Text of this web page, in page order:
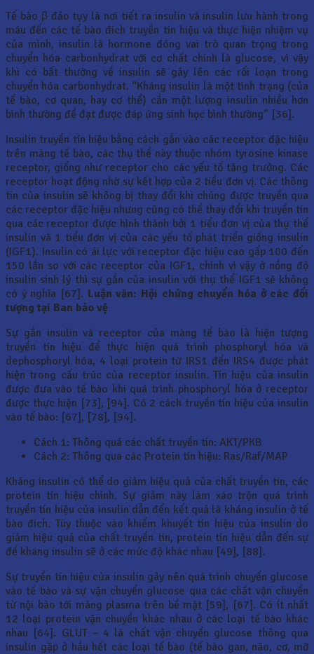
Tế bào β đảo tụy là nơi tiết ra insulin và insulin lưu hành trong
máu đến các tế bào đích truyền tín hiệu và thực hiện nhiệm vụ
của mình, insulin là hormone đóng vai trò quan trọng trong
chuyển hóa carbonhydrat với cơ chất chính là glucose, vì vậy
khi có bất thường về insulin sẽ gây lên các rối loạn trong
chuyển hóa carbonhydrat. “Kháng insulin là một tình trạng (của
tế bào, cơ quan, hay cơ thể) cần một lượng insulin nhiều hơn
bình thường để đạt được đáp ứng sinh học bình thường” [36].
Insulin truyền tín hiệu bằng cách gắn vào các receptor đặc hiệu
trên màng tế bào, các thụ thể này thuộc nhóm tyrosine kinase
receptor, giống như receptor cho các yếu tố tăng trưởng. Các
receptor hoạt động nhờ sự kết hợp của 2 tiểu đơn vị. Các thông
tin của insulin sẽ không bị thay đổi khi chúng được truyền qua
các receptor đặc hiệu nhưng cũng có thể thay đổi khi truyền tin
qua các receptor được hình thành bởi 1 tiểu đơn vị của thụ thể
insulin và 1 tiểu đơn vị của các yếu tố phát triển giống insulin
(IGF1). Insulin có ái lực với receptor đặc hiệu cao gấp 100 đến
150 lần so với các receptor của IGF1, chính vì vậy ở nồng độ
insulin sinh lý thì sự gắn của insulin với thụ thể IGF1 sẽ không
có ý nghĩa [67]. Luận văn: Hội chứng chuyển hóa ở các đối
tượng tại Ban bảo vệ
Sự gắn insulin và receptor của màng tế bào là hiện tượng
truyền tín hiệu để thực hiện quá trình phosphoryl hóa và
dephosphoryl hóa, 4 loại protein từ IRS1 đến IRS4 được phát
hiện trong cấu trúc của receptor insulin. Tín hiệu của insulin
được đưa vào tế bào khi quá trình phosphoryl hóa ở receptor
được thực hiện [73], [94]. Có 2 cách truyền tín hiệu của insulin
vào tế bào: [67], [78], [94].
Cách 1: Thông quá các chất truyền tin: AKT/PKB
Cách 2: Thông qua các Protein tín hiệu: Ras/Raf/MAP
Kháng insulin có thể do giảm hiệu quả của chất truyền tin, các
protein tín hiệu chính. Sự giảm này làm xáo trộn quá trình
truyền tín hiệu của insulin dẫn đến kết quả là kháng insulin ở tế
bào đích. Tùy thuộc vào khiếm khuyết tín hiệu của insulin do
giảm hiệu quả của chất truyền tin, protein tín hiệu dẫn đến sự
đề kháng insulin sẽ ở các mức độ khác nhau [49], [88].
Sự truyền tín hiệu của insulin gây nên quá trình chuyển glucose
vào tế bào và sự vận chuyển glucose qua các chất vận chuyển
từ nội bào tới màng plasma trên bề mặt [59], [67]. Có ít nhất
12 loại protein vận chuyển khác nhau ở các loại tế bào khác
nhau [64]. GLUT – 4 là chất vận chuyển glucose thông qua
insulin gặp ở hầu hết các loại tế bào (tế bào gan, não, cơ, mỡ